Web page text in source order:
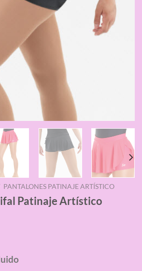
PANTALONES PATINAJE ARTÍSTICO
Patinaje Artístico